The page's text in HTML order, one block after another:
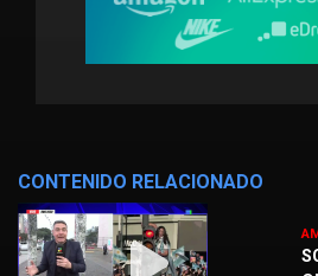
CONTENIDO RELACIONADO